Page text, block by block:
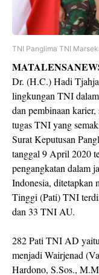
TNI Panglima TNI
Dr. (H.C.) Hadi
lingkungan TNI
dan pembinaan
tugas TNI yang
Surat Keputusan
tanggal 9 April 2020
pengangkatan dalam
Indonesia, ditetapkan
Tinggi (Pati) TNI
dan 33 TNI AU.
282 Pati TNI AD
menjadi Wairjenad
Hardono, S.Sos.,